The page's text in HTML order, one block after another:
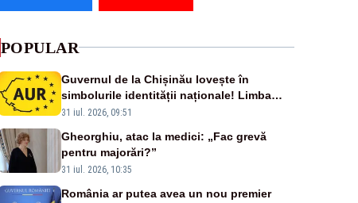
POPULAR
Guvernul de la Chișinău lovește în
simbolurile identității naționale! Limba
română nu se economisește! Limba
31 iul. 2026, 09:51
Gheorghiu, atac la medici: „Fac grevă
pentru majorări?”
31 iul. 2026, 10:35
România ar putea avea un nou premier